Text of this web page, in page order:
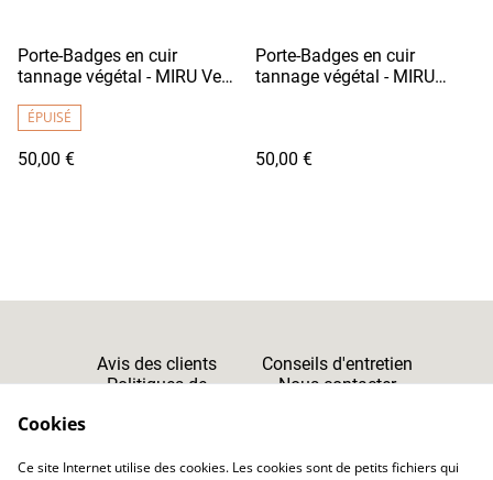
Porte-Badges en cuir
tannage végétal - MIRU Vert
ÉPUISÉ
50,00 €
Porte-Badges en cuir
tannage végétal - MIRU
50,00 €
Avis des clients
Conseils d'entretien
Politiques de
Nous contacter
Cookies
Ce site Internet utilise des cookies. Les cookies sont de petits fichiers qui